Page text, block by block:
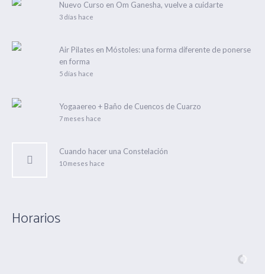
Nuevo Curso en Om Ganesha, vuelve a cuidarte
3 días hace
Air Pilates en Móstoles: una forma diferente de ponerse
en forma
5 días hace
Yogaaereo + Baño de Cuencos de Cuarzo
7 meses hace
Cuando hacer una Constelación
10 meses hace
Horarios